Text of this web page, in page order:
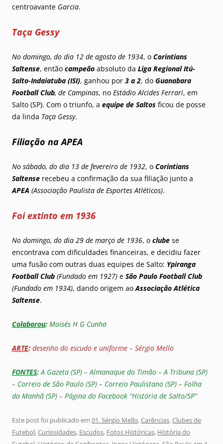
centroavante Garcia.
Taça Gessy
No domingo, do dia 12 de agosto de 1934, o Corintians
Saltense, então campeão absoluto da Liga Regional Itú-
Salto-Indaiatuba (ISI), ganhou por 3 a 2, do Guanabara
Football Club, de Campinas, no Estádio Alcides Ferrari, em
Salto (SP). Com o triunfo, a equipe de Saltos ficou de posse
da linda Taça Gessy.
Filiação na APEA
No sábado, do dia 13 de fevereiro de 1932, o Corintians
Saltense recebeu a confirmação da sua filiação junto a
APEA (Associação Paulista de Esportes Atléticos).
Foi extinto em 1936
No domingo, do dia 29 de março de 1936, o clube se
encontrava com dificuldades financeiras, e decidiu fazer
uma fusão com outras duas equipes de Salto: Ypiranga
Football Club (Fundado em 1927) e São Paulo Football Club
(Fundado em 1934), dando origem aoAssociação Atlética
Saltense.
Colaborou: Moisés H G Cunha
ARTE: desenho do escudo e uniforme – Sérgio Mello
FONTES:A Gazeta (SP) – Almanaque do Timão – A Tribuna (SP)
– Correio de São Paulo (SP) – Correio Paulistano (SP) – Folha
da Manhã (SP) – Página do Facebook “História de Salto/SP”
Este post foi publicado em 01. Sérgio Mello,Carências,Clubes de
Futebol,Curiosidades, Escudos, Fotos Históricas, História do